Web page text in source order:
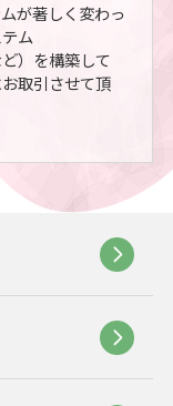
が著しく変わっ
ム
）を構築して
取引させて頂